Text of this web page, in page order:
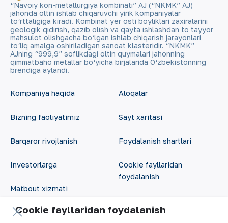
“Navoiy kon-metallurgiya kombinati” AJ (“NKMK” AJ)
jahonda oltin ishlab chiqaruvchi yirik kompaniyalar
to‘rttaligiga kiradi. Kombinat yer osti boyliklari zaxiralarini
geologik qidirish, qazib olish va qayta ishlashdan to tayyor
mahsulot olishgacha bo‘lgan ishlab chiqarish jarayonlari
to‘liq amalga oshiriladigan sanoat klasteridir. “NKMK”
AJning “999,9” soflikdagi oltin quymalari jahonning
qimmatbaho metallar bo‘yicha birjalarida O‘zbekistonning
brendiga aylandi.
Kompaniya haqida
Bizning faoliyatimiz
Barqaror rivojlanish
Investorlarga
Matbout xizmati
Karyera
Aloqalar
Sayt xaritasi
Foydalanish shartlari
Cookie fayllaridan
foydalanish
Cookie fayllaridan foydalanish